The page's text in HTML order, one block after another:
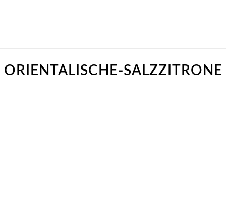
ORIENTALISCHE-SALZZITRONE